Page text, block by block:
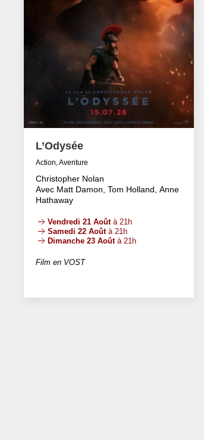
L’Odysée
Action, Aventure
Christopher Nolan
Avec Matt Damon, Tom Holland, Anne
Hathaway
Vendredi 21 Aoûtà 21h
Samedi 22 Aoûtà 21h
Dimanche 23 Aoûtà 21h
Film en VOST